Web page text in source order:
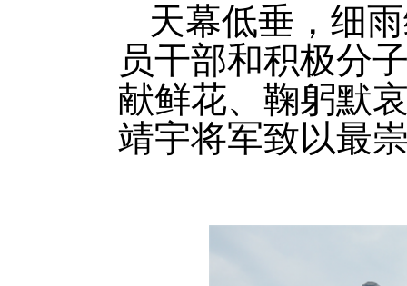
天幕低垂，细
员干部和积极分
献鲜花、鞠躬默
靖宇将军致以最